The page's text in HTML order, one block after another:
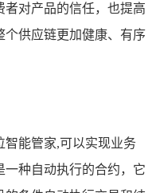
者对产品的信任，也提高
个供应链更加健康、有序
智能管家,可以实现业务
种自动执行的合约，它